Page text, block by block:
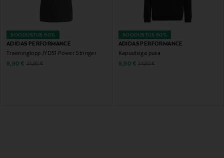
SOODUSTUS 60%
ADIDAS PERFORMANCE
Treeningtopp JYD51 Power Stringer
Discounted Price
9,90 € Original Price
24,90 €
SOODUSTUS 60%
ADIDAS PERFORMANCE
Kapuutsiga pusa
Discounted Price
9,90 € Original Price
24,90 €